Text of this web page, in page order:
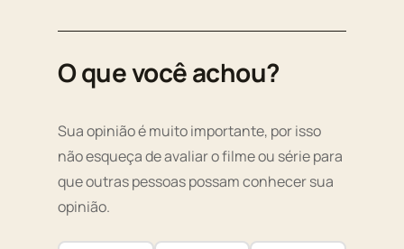
O que você achou?
Sua opinião é muito importante, por isso
não esqueça de avaliar o filme ou série para
que outras pessoas possam conhecer sua
opinião.